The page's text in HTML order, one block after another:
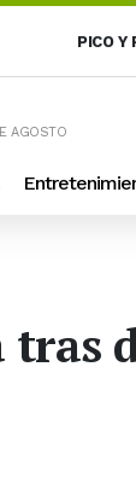
PICO Y
AGOSTO